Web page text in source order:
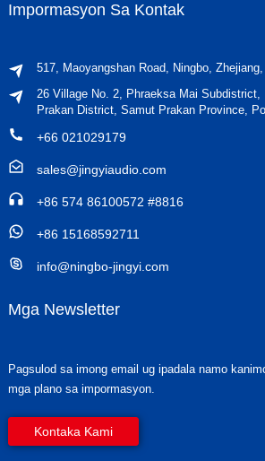
Impormasyon Sa Kontak
517, Maoyangshan Road, Ningbo,
26 Village No. 2, Phraeksa Mai Subdistrict,
Prakan District, Samut Prakan Province,
+66 021029179
sales@jingyiaudio.com
+86 574 86100572 #8816
+86 15168592711
info@ningbo-jingyi.com
Mga Newsletter
Pagsulod sa imong email ug ipadala namo
mga plano sa impormasyon.
Kontaka Kami